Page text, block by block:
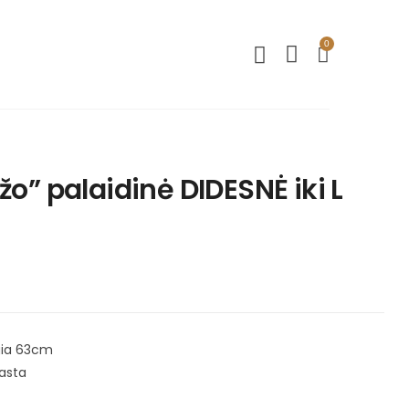
0
palaidinė DIDESNĖ iki L
63cm